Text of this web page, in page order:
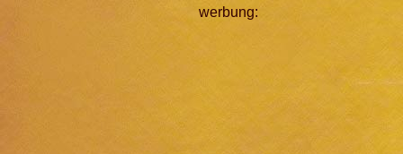
werbung: